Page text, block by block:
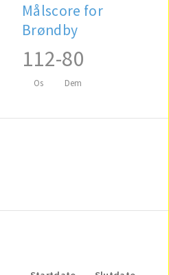
Målscore for
Brøndby
112
Os
-80
Dem